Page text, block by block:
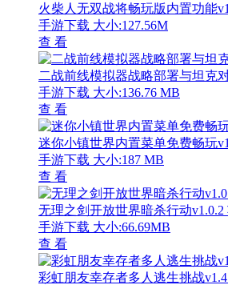
火柴人无双战将畅玩版内置功能
手游下载 大小:127.56M
查 看
二战前线模拟器战略部署与坦克
手游下载 大小:136.76 MB
查 看
迷你小镇世界内置菜单免费畅玩
手游下载 大小:187 MB
查 看
无理之剑开放世界暗杀行动v1.0.2
手游下载 大小:66.69MB
查 看
彩虹朋友幸存者多人逃生挑战